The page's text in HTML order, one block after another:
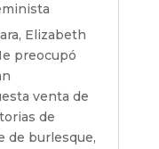
Elizabeth
preocupó
venta de
de
de burlesque,